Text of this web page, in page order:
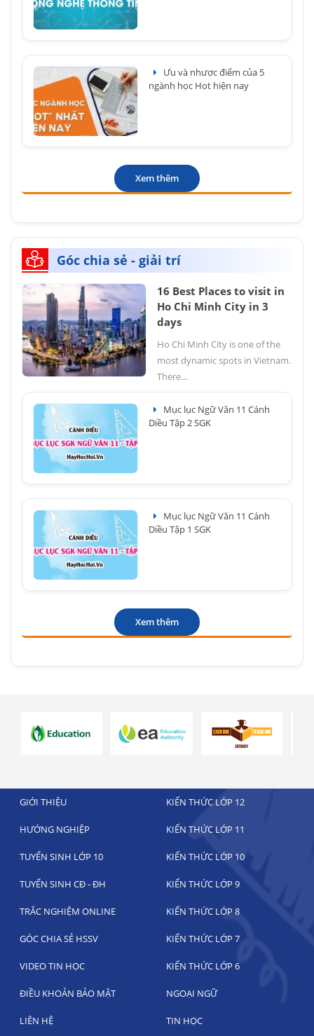
Ưu và nhược điểm của 5
ngành học Hot hiện nay
Xem thêm
Góc chia sẻ - giải trí
16 Best Places to visit in
Ho Chi Minh City in 3
days
Ho Chi Minh City is one of the
most dynamic spots in Vietnam.
There...
Mục lục Ngữ Văn 11 Cánh
Diều Tập 2 SGK
Mục lục Ngữ Văn 11 Cánh
Diều Tập 1 SGK
Xem thêm
GIỚI THIỆU KIẾN THỨC LỚP 12
HƯỚNG NGHIỆP KIẾN THỨC LỚP 11
TUYỂN SINH LỚP 10 KIẾN THỨC LỚP 10
TUYỂN SINH CĐ - ĐH KIẾN THỨC LỚP 9
TRẮC NGHIỆM ONLINE KIẾN THỨC LỚP 8
GÓC CHIA SẺ HSSV KIẾN THỨC LỚP 7
VIDEO TIN HỌC KIẾN THỨC LỚP 6
ĐIỀU KHOẢN BẢO MẬT NGOẠI NGỮ
LIÊN HỆ TIN HỌC